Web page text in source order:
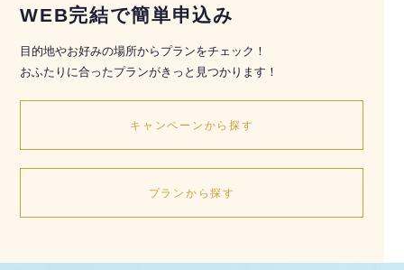
WEB完結で簡単申込み
目的地やお好みの場所からプランをチェック！
おふたりに合ったプランがきっと見つかります！
キャンペーンから探す
プランから探す